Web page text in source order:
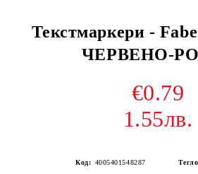
Текстмаркери -
ЧЕРВЕНО-
€0.79
1.55лв.
Код: 4005401548287